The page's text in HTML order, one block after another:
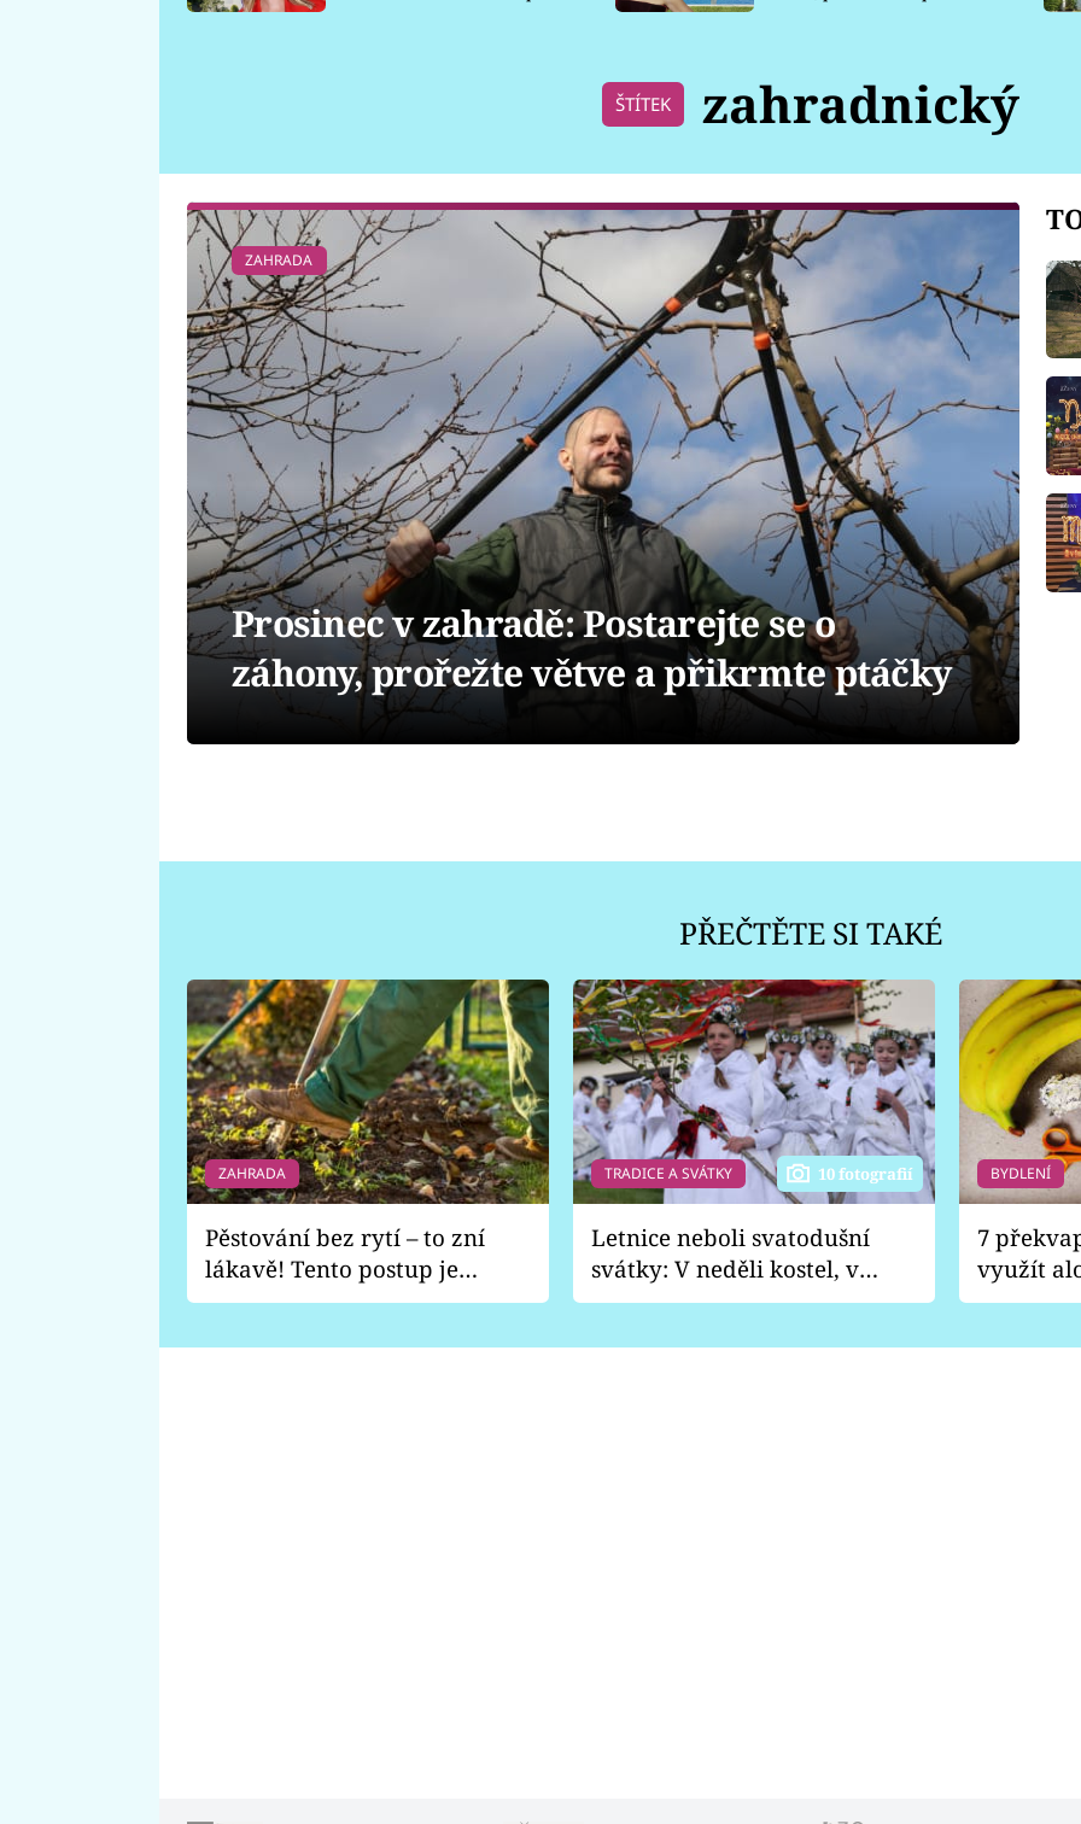
ŠTÍTEK zahradnický
ZAHRADA
Prosinec v zahradě: Postarejte se o
záhony, prořežte větve a přikrmte ptáčky
PŘEČTĚTE SI TAKÉ
ZAHRADA
Pěstování bez rytí – to zní
lákavě! Tento postup je
vhodný jen pro některé
TRADICE A SVÁTKY 10 fotografií
Letnice neboli svatodušní
svátky: V neděli kostel, v
pondělí zábava
BYDLENÍ
7
využít